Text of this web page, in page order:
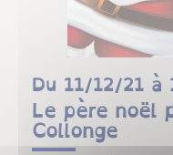
Du 11/12/21 à
Le père noël
Collonge